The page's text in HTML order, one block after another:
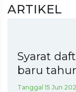
ARTIKEL
Syarat
baru
Tanggal 15 Jun